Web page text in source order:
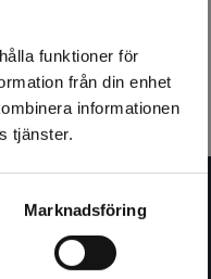
funktioner för
från din enhet
informationen
tjänster.
Marknadsföring
länkar